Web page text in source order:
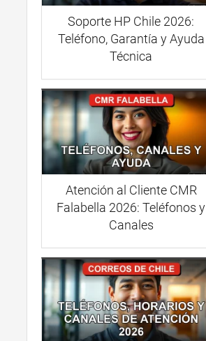
Soporte HP Chile 2026:
Teléfono, Garantía y Ayuda
Técnica
Atención al Cliente CMR
Falabella 2026: Teléfonos y
Canales